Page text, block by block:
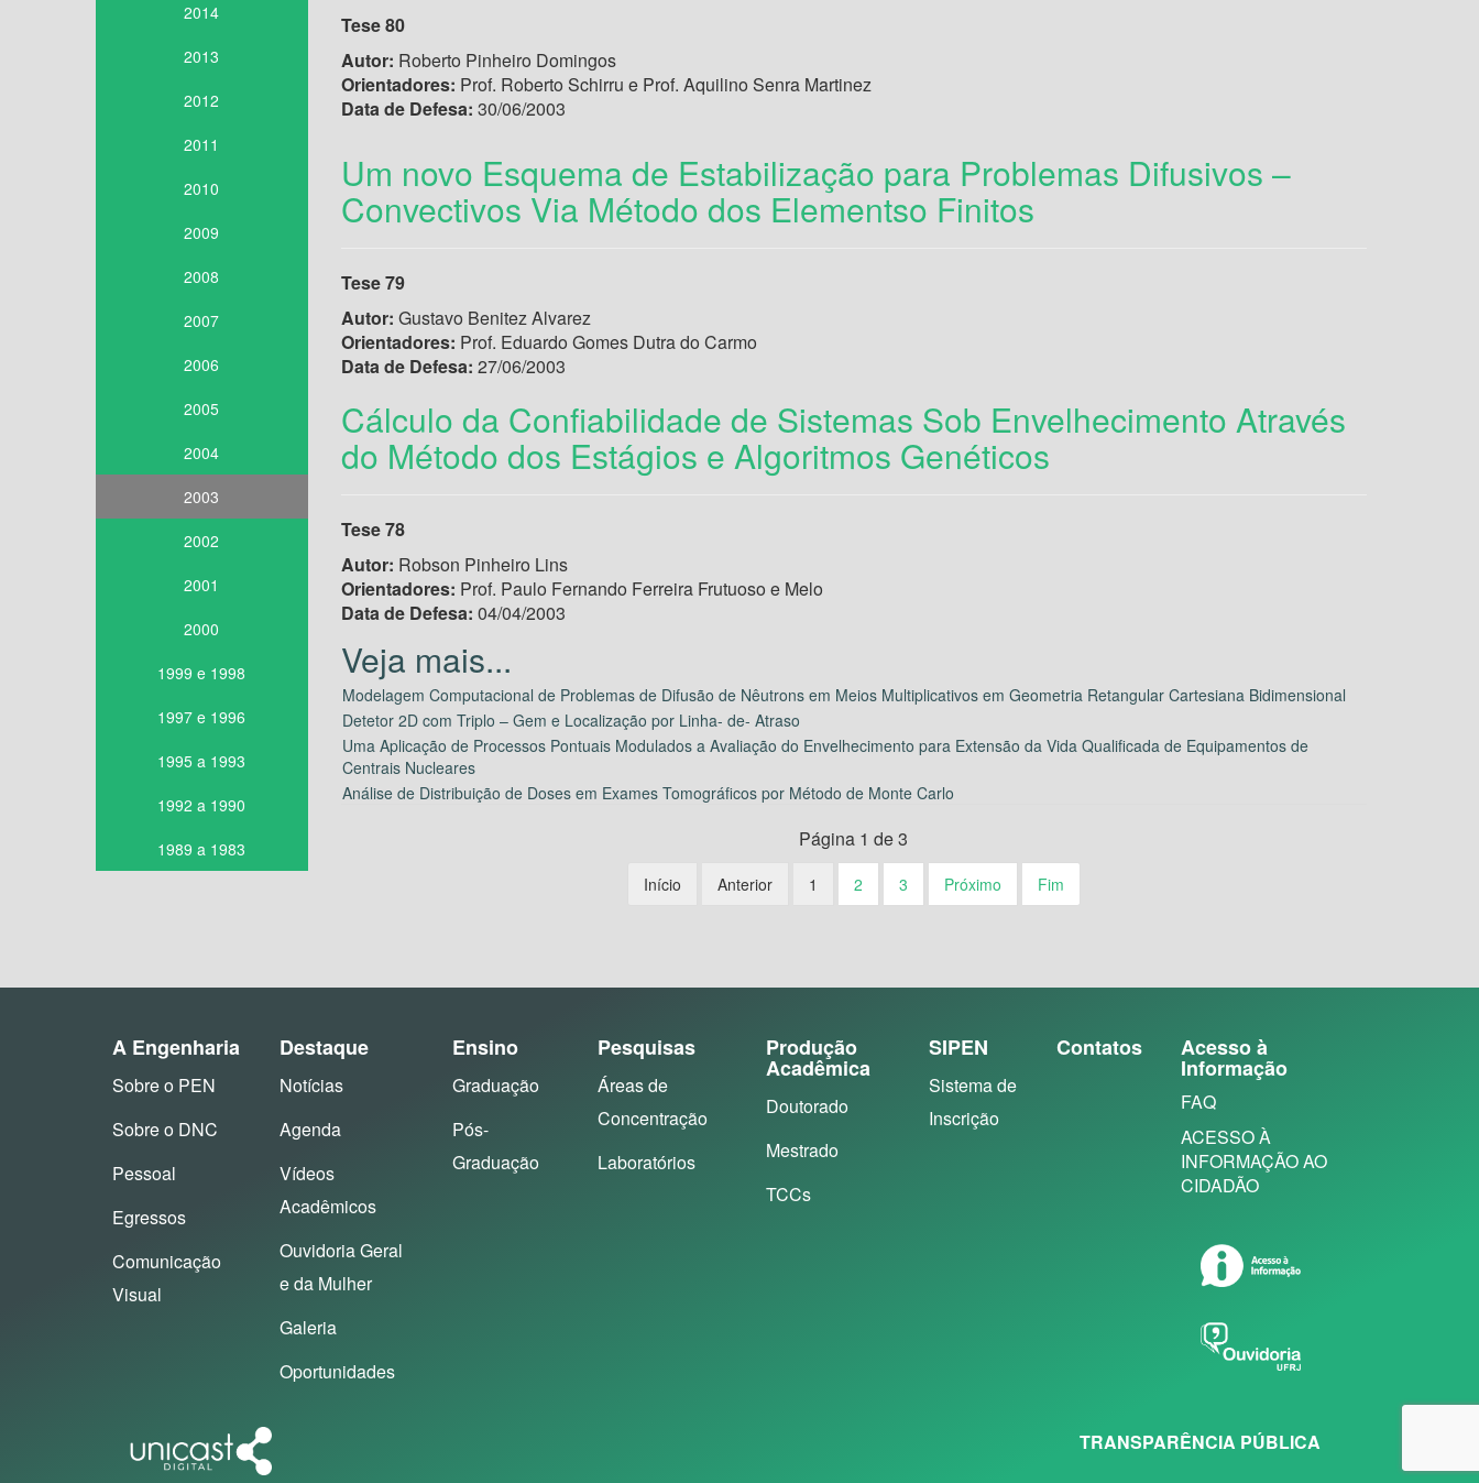
2014
2013
2012
2011
2010
2009
2008
2007
2006
2005
2004
2003
2002
2001
2000
1999 e 1998
1997 e 1996
1995 a 1993
1992 a 1990
1989 a 1983
Tese 80
Autor: Roberto Pinheiro Domingos
Orientadores: Prof. Roberto Schirru e Prof. Aquilino Senra Martinez
Data de Defesa: 30/06/2003
Um novo Esquema de Estabilização para Problemas Difusivos –
Convectivos Via Método dos Elementso Finitos
Tese 79
Autor: Gustavo Benitez Alvarez
Orientadores: Prof. Eduardo Gomes Dutra do Carmo
Data de Defesa: 27/06/2003
Cálculo da Confiabilidade de Sistemas Sob Envelhecimento Através
do Método dos Estágios e Algoritmos Genéticos
Tese 78
Autor: Robson Pinheiro Lins
Orientadores: Prof. Paulo Fernando Ferreira Frutuoso e Melo
Data de Defesa: 04/04/2003
Modelagem Computacional de Problemas de Difusão de Nêutrons em Meios Multiplicativos em Geometria Retangular Cartesiana Bidimensional
Detetor 2D com Triplo – Gem e Localização por Linha- de- Atraso
Uma Aplicação de Processos Pontuais Modulados a Avaliação do Envelhecimento para Extensão da Vida Qualificada de Equipamentos de
Centrais Nucleares
Análise de Distribuição de Doses em Exames Tomográficos por Método de Monte Carlo
Página 1 de 3
Início Anterior 1 2 3 Próximo Fim
A Engenharia
Sobre o PEN
Sobre o DNC
Pessoal
Egressos
Comunicação
Visual
Destaque
Notícias
Agenda
Vídeos
Acadêmicos
Ouvidoria Geral
e da Mulher
Galeria
Oportunidades
Ensino
Graduação
Pós-
Graduação
Pesquisas
Áreas de
Concentração
Laboratórios
Produção
Acadêmica
Doutorado
Mestrado
TCCs
SIPEN
Sistema de
Inscrição
Contatos Acesso à
Informação
FAQ
ACESSO À
INFORMAÇÃO AO
CIDADÃO
TRANSPARÊNCIA PÚBLICA